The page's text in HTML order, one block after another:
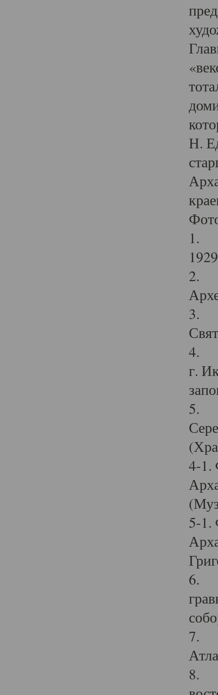
Н.
1.
2.
3.
4.
г.
5.
4-1.
5-1.
6.
7.
8.